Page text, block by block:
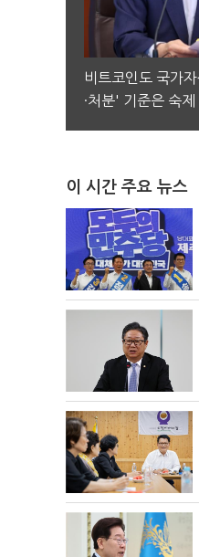
비트코인도 국가
·처분' 기준은 숙제
이 시간 주요 뉴스